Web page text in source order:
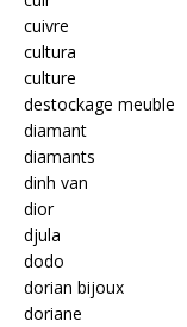
cuivre
cultura
culture
destockage meuble
diamant
diamants
dinh van
dior
djula
dodo
dorian bijoux
doriane